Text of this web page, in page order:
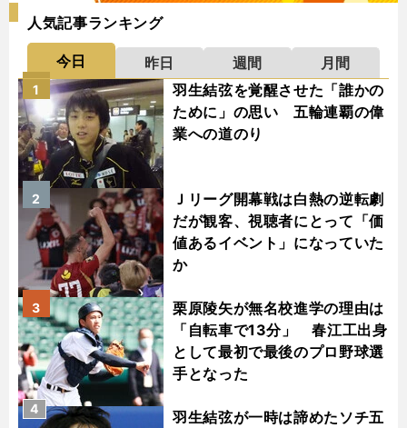
人気記事ランキング
今日 昨日 週間
月間
羽生結弦を覚醒させた「誰かの
ために」の思い 五輪連覇の偉
業への道のり
1
Ｊリーグ開幕戦は白熱の逆転劇
だが観客、視聴者にとって「価
値あるイベント」になっていた
か
2
栗原陵矢が無名校進学の理由は
「自転車で13分」 春江工出身
として最初で最後のプロ野球選
手となった
3
羽生結弦が一時は諦めたソチ五
4